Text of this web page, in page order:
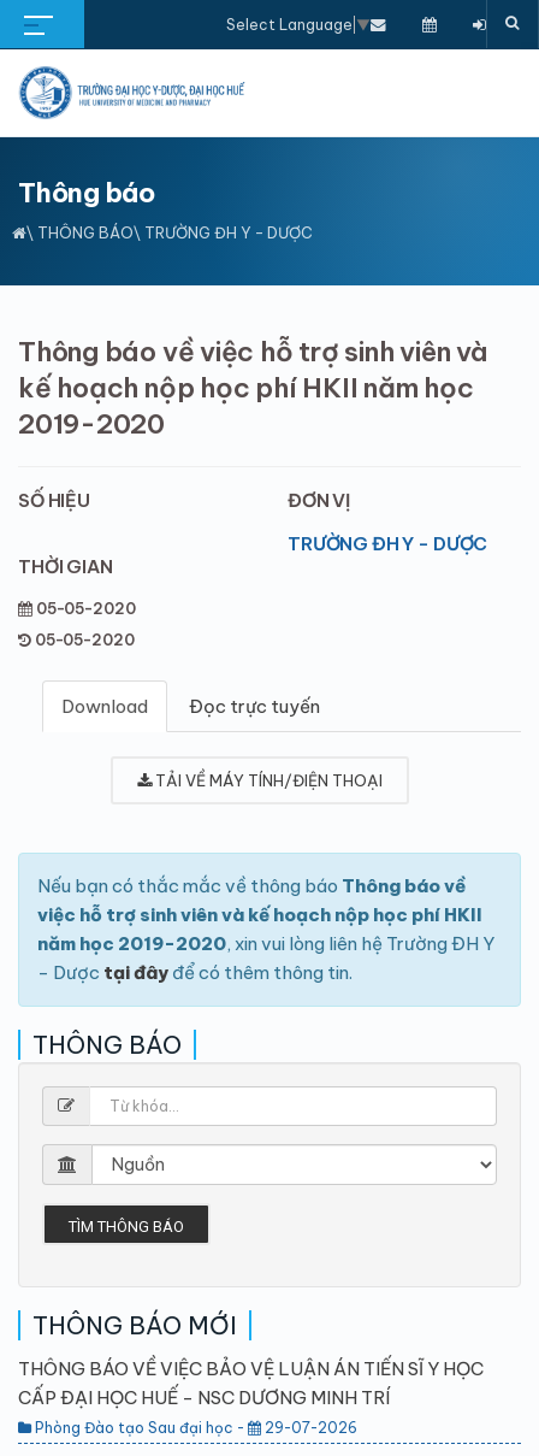
Select Language ▼
Thông báo
\ THÔNG BÁO\ TRƯỜNG ĐH Y - DƯỢC
Thông báo về việc hỗ trợ sinh viên và
kế hoạch nộp học phí HKII năm học
2019-2020
SỐ HIỆU
ĐƠN VỊ
TRƯỜNG ĐH Y - DƯỢC
THỜI GIAN
05-05-2020
05-05-2020
Download Đọc trực tuyến
TẢI VỀ MÁY TÍNH/ĐIỆN THOẠI
Nếu bạn có thắc mắc về thông báo Thông báo về
việc hỗ trợ sinh viên và kế hoạch nộp học phí HKII
năm học 2019-2020, xin vui lòng liên hệ Trường ĐH Y
- Dược tại đây để có thêm thông tin.
THÔNG BÁO
TÌM THÔNG BÁO
THÔNG BÁO MỚI
THÔNG BÁO VỀ VIỆC BẢO VỆ LUẬN ÁN TIẾN SĨ Y HỌC
CẤP ĐẠI HỌC HUẾ - NSC DƯƠNG MINH TRÍ
Phòng Đào tạo Sau đại học - 29-07-2026